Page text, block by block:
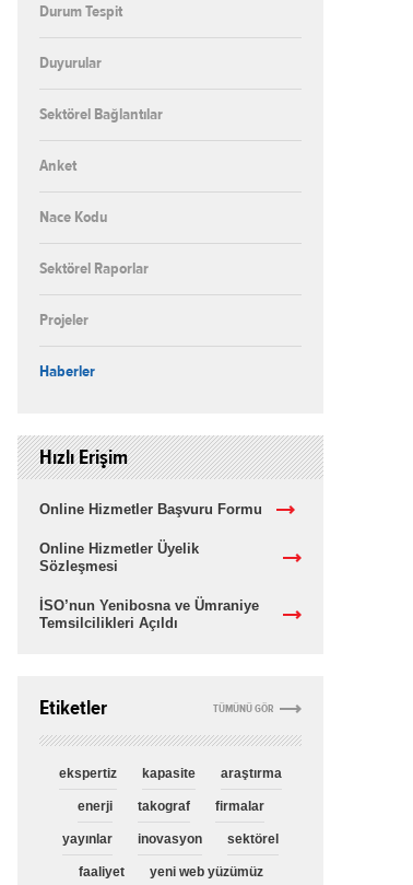
Durum Tespit
Duyurular
Sektörel Bağlantılar
Anket
Nace Kodu
Sektörel Raporlar
Projeler
Haberler
Hızlı Erişim
Online Hizmetler Başvuru Formu
Online Hizmetler Üyelik
Sözleşmesi
İSO’nun Yenibosna ve Ümraniye
Temsilcilikleri Açıldı
TÜMÜNÜ GÖR
Etiketler
ekspertiz kapasite araştırma
enerji takograf firmalar
yayınlar inovasyon sektörel
faaliyet yeni web yüzümüz